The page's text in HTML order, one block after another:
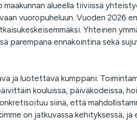
maakunnan alueella tiiviissä
vuoropuheluun. Vuoden 2026
Yhteinen
parempana ennakointina sekä
ja luotettava kumppani.
kouluissa, päiväkodeissa,
siinä, että
on jatkuvassa kehityksessä, ja